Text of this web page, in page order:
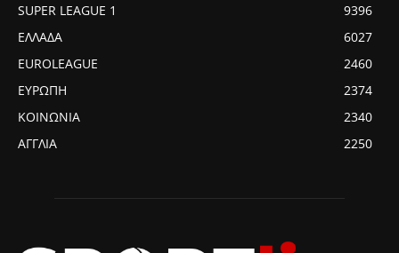
SUPER LEAGUE 1
9396
ΕΛΛΑΔΑ
6027
EUROLEAGUE
2460
ΕΥΡΩΠΗ
2374
ΚΟΙΝΩΝΙΑ
2340
ΑΓΓΛΙΑ
2250